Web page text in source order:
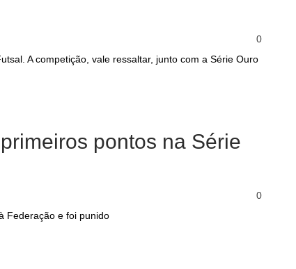
0
A competição, vale ressaltar, junto com a Série Ouro
pontos na Série
0
Federação e foi punido